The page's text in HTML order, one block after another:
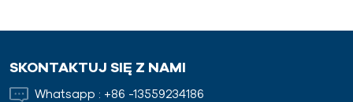
SKONTAKTUJ SIĘ Z NAMI
Whatsapp : +86 -13559234186